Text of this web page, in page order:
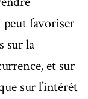
favoriser
sur la
et sur
sur l’intérêt